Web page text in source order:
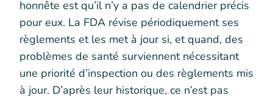
honnête est qu’il n’y a pas de calendrier précis
pour eux. La FDA révise périodiquement ses
règlements et les met à jour si, et quand, des
problèmes de santé surviennent nécessitant
une priorité d’inspection ou des règlements mis
à jour. D’après leur historique, ce n’est pas